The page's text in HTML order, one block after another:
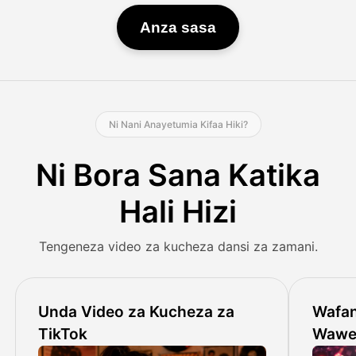
Anza sasa
Ni Nani Anayetumia Kifaa Hiki?
Ni Bora Sana Katika
Hali Hizi
Tengeneza video za kucheza dansi za zamani.
Unda Video za Kucheza za
TikTok